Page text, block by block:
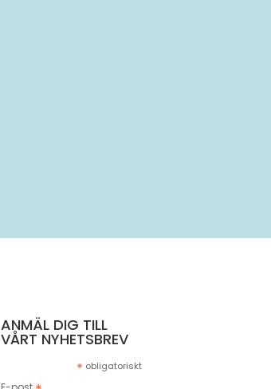
ANMÄL DIG TILL
VÅRT NYHETSBREV
* obligatoriskt